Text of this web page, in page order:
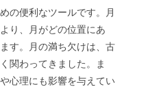
の便利なツールです。月
り、月がどの位置にあ
す。月の満ち欠けは、古
関わってきました。ま
心理にも影響を与えてい